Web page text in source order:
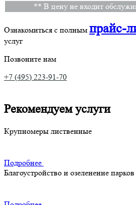
** В цену не входит
Ознакомиться с полным прайс-
услуг
Позвоните нам
+7 (495) 223-91-70
Рекомендуем услуги
Крупномеры лиственные
Подробнее
Благоустройство и озеленение парков